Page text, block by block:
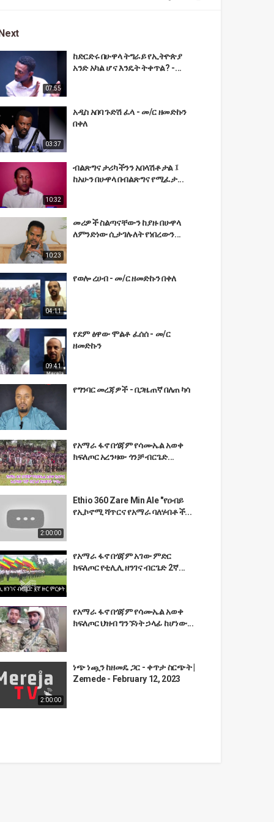
07:55
ከድርድሩ በሁዋላ ትግራይ የኢትዮጵያ
አንድ አካል ሆና እንዴት ትቀጥል? -...
03:37
አዲስ አበባ ጉድሽ ፈላ - መ/ር ዘመድኩን
በቀለ
10:32
ብልጽግና ታሪካችንን አበላሽቶታል ፤
ከአሁን በሁዋላ በብልጽግና የሚፈታ...
10:23
መሪዎች ስልጣናቸውን ከያዙ በሁዋላ
ለምንድነው ሲታገሉለት የነበረውን...
04:11
የወሎ ረሀብ - መ/ር ዘመድኩን በቀለ
09:41
የደም ፅዋው ሞልቶ ፈሰሰ - መ/ር
ዘመድኩን
የግንባር መረጃዎች - በጋዜጠኛ በለጠ ካሳ
የአማራ ፋኖ በጎጃም የሳሙኤል አወቀ
ክፍለጦር አረንዛው ጎንቻ ብርጌድ...
2:00:00
Ethio 360 Zare Min Ale "የዐብይ
የኢኮኖሚ ሻጥርና የአማራ ባለሃብቶች...
የአማራ ፋኖ በጎጃም አገው ምድር
ክፍለጦር የቲሊሊ ዘንገና ብርጌድ 2ኛ...
የአማራ ፋኖ በጎጃም የሳሙኤል አወቀ
ክፍለጦር ህዝብ ግንኙነት ኃላፊ ከሆነው...
2:00:00
ነጭ ነጯን ከዘመዴ ጋር - ቀጥታ ስርጭት |
Zemede - February 12, 2023